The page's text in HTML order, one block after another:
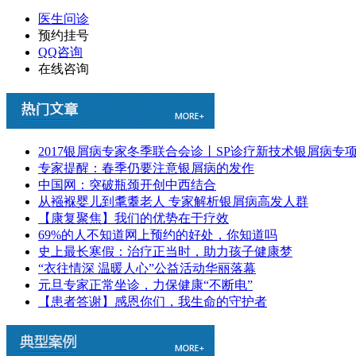
医生问诊
预约挂号
QQ咨询
在线咨询
2017银屑病专家冬季联合会诊丨SP诊疗新技术银屑病专
专家提醒：春季仍要注意银屑病的发作
中国网：突破瓶颈开创中西结合
从襁褓婴儿到耄耋老人 专家解析银屑病高发人群
【康复聚焦】我们的优势在于疗效
69%的人不知道网上预约的好处，你知道吗
史上最长寒假：治疗正当时，助力孩子健康梦
“衣往情深 温暖人心”公益活动华丽落幕
元旦专家正常坐诊，力保健康“不断电”
【患者答谢】感恩你们，我生命的守护者